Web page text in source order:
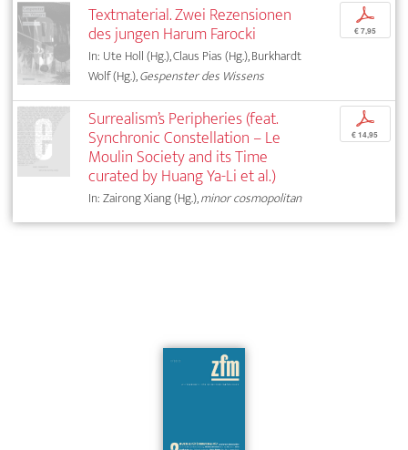
Textmaterial. Zwei Rezensionen
des jungen Harum Farocki
In: Ute Holl (Hg.), Claus Pias (Hg.), Burkhardt
Wolf (Hg.),Gespenster des Wissens
p
€ 7,95
Surrealism’s Peripheries (feat.
Synchronic Constellation – Le
Moulin Society and its Time
curated by Huang Ya-Li et al.)
In: Zairong Xiang (Hg.),minor cosmopolitan
p
€ 14,95